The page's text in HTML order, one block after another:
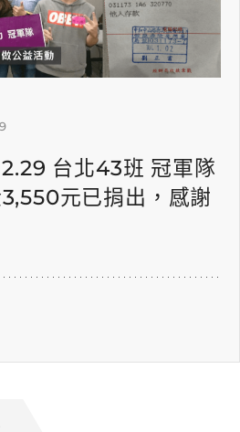
台北43班 冠軍隊
3,550元已捐出，感謝